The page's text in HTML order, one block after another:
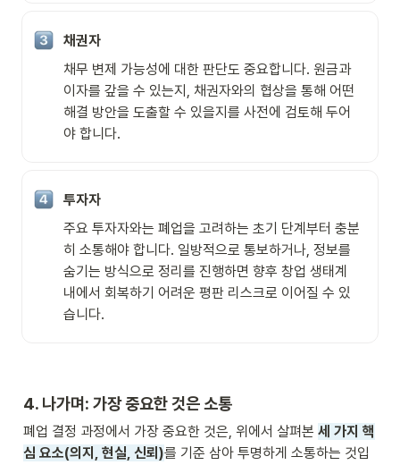
채권자
채무 변제 가능성에 대한 판단도 중요합니다. 원금과
이자를 갚을 수 있는지, 채권자와의 협상을 통해 어떤
해결 방안을 도출할 수 있을지를 사전에 검토해 두어
야 합니다.
투자자
주요 투자자와는 폐업을 고려하는 초기 단계부터 충분
히 소통해야 합니다. 일방적으로 통보하거나, 정보를
숨기는 방식으로 정리를 진행하면 향후 창업 생태계
내에서 회복하기 어려운 평판 리스크로 이어질 수 있
습니다.
4. 나가며: 가장 중요한 것은 소통
폐업 결정 과정에서 가장 중요한 것은, 위에서 살펴본 세 가지 핵
심 요소(의지, 현실, 신뢰)를 기준 삼아 투명하게 소통하는 것입